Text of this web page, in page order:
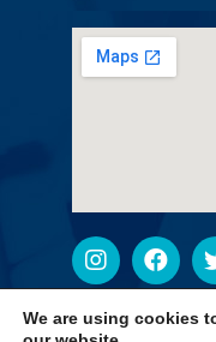
We are using cookies